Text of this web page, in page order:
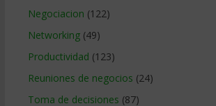
Negociacion (122)
Networking(49)
Productividad (123)
Reuniones de negocios (24)
Toma de decisiones (87)